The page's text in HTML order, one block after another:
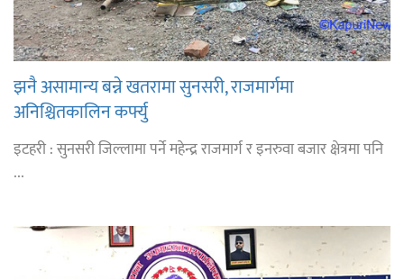
झनै असामान्य बन्ने खतरामा सुनसरी, राजमार्गमा
अनिश्चितकालिन कर्फ्यु
इटहरी : सुनसरी जिल्लामा पर्ने महेन्द्र राजमार्ग र इनरुवा बजार क्षेत्रमा पनि
...